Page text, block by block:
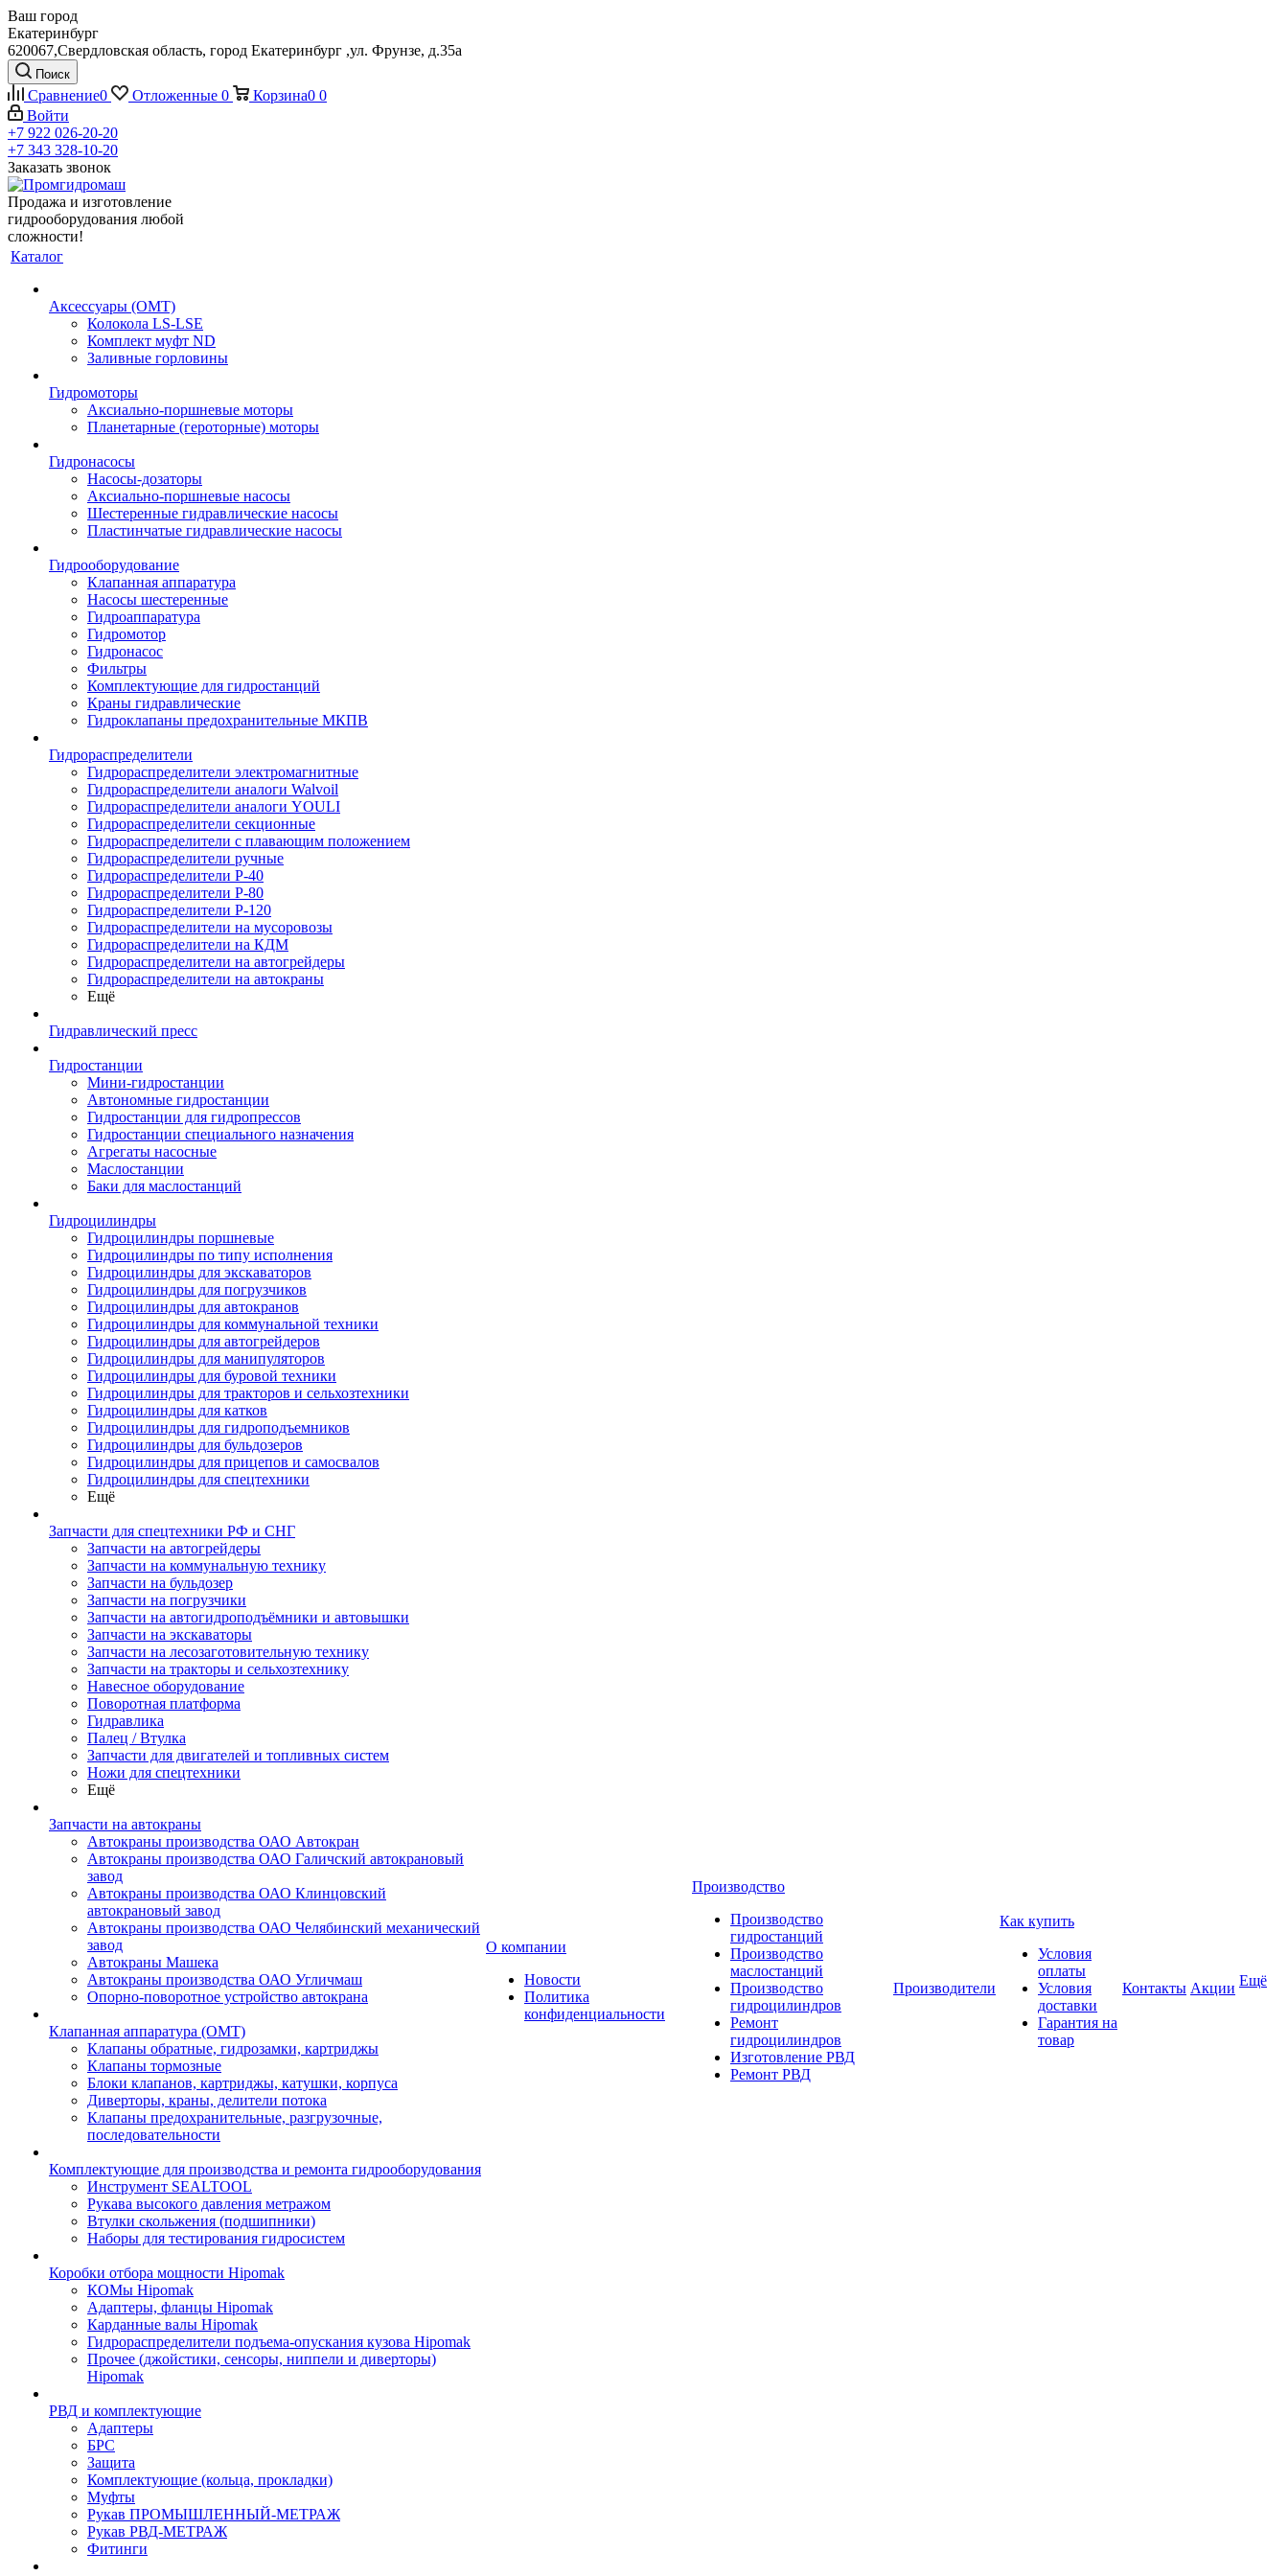
Ваш город
Екатеринбург
620067,Свердловская область, город Екатеринбург ,ул. Фрунзе, д.35а
Поиск
Сравнение0 Отложенные 0 Корзина0 0
Войти
+7 922 026-20-20
+7 343 328-10-20
Заказать звонок
Продажа и изготовление
гидрооборудования любой
сложности!
Каталог
Аксессуары (OMT)
Колокола LS-LSE
Комплект муфт ND
Заливные горловины
Гидромоторы
Аксиально-поршневые моторы
Планетарные (героторные) моторы
Гидронасосы
Насосы-дозаторы
Аксиально-поршневые насосы
Шестеренные гидравлические насосы
Пластинчатые гидравлические насосы
Гидрооборудование
Клапанная аппаратура
Насосы шестеренные
Гидроаппаратура
Гидромотор
Гидронасос
Фильтры
Комплектующие для гидростанций
Краны гидравлические
Гидроклапаны предохранительные МКПВ
Гидрораспределители
Гидрораспределители электромагнитные
Гидрораспределители аналоги Walvoil
Гидрораспределители аналоги YOULI
Гидрораспределители секционные
Гидрораспределители с плавающим положением
Гидрораспределители ручные
Гидрораспределители Р-40
Гидрораспределители Р-80
Гидрораспределители Р-120
Гидрораспределители на мусоровозы
Гидрораспределители на КДМ
Гидрораспределители на автогрейдеры
Гидрораспределители на автокраны
Ещё
Гидравлический пресс
Гидростанции
Мини-гидростанции
Автономные гидростанции
Гидростанции для гидропрессов
Гидростанции специального назначения
Агрегаты насосные
Маслостанции
Баки для маслостанций
Гидроцилиндры
Гидроцилиндры поршневые
Гидроцилиндры по типу исполнения
Гидроцилиндры для экскаваторов
Гидроцилиндры для погрузчиков
Гидроцилиндры для автокранов
Гидроцилиндры для коммунальной техники
Гидроцилиндры для автогрейдеров
Гидроцилиндры для манипуляторов
Гидроцилиндры для буровой техники
Гидроцилиндры для тракторов и сельхозтехники
Гидроцилиндры для катков
Гидроцилиндры для гидроподъемников
Гидроцилиндры для бульдозеров
Гидроцилиндры для прицепов и самосвалов
Гидроцилиндры для спецтехники
Ещё
Запчасти для спецтехники РФ и СНГ
Запчасти на автогрейдеры
Запчасти на коммунальную технику
Запчасти на бульдозер
Запчасти на погрузчики
Запчасти на автогидроподъёмники и автовышки
Запчасти на экскаваторы
Запчасти на лесозаготовительную технику
Запчасти на тракторы и сельхозтехнику
Навесное оборудование
Поворотная платформа
Гидравлика
Палец / Втулка
Запчасти для двигателей и топливных систем
Ножи для спецтехники
Ещё
Запчасти на автокраны
Автокраны производства ОАО Автокран
Автокраны производства ОАО Галичский автокрановый
завод
Автокраны производства ОАО Клинцовский
автокрановый завод
Автокраны производства ОАО Челябинский механический
завод
Автокраны Машека
Автокраны производства ОАО Угличмаш
Опорно-поворотное устройство автокрана
Клапанная аппаратура (OMT)
Клапаны обратные, гидрозамки, картриджы
Клапаны тормозные
Блоки клапанов, картриджы, катушки, корпуса
Диверторы, краны, делители потока
Клапаны предохранительные, разгрузочные,
последовательности
Комплектующие для производства и ремонта гидрооборудования
Инструмент SEALTOOL
Рукава высокого давления метражом
Втулки скольжения (подшипники)
Наборы для тестирования гидросистем
Коробки отбора мощности Hipomak
КОМы Hipomak
Адаптеры, фланцы Hipomak
Карданные валы Hipomak
Гидрораспределители подъема-опускания кузова Hipomak
Прочее (джойстики, сенсоры, ниппели и диверторы)
Hipomak
РВД и комплектующие
Адаптеры
БРС
Защита
Комплектующие (кольца, прокладки)
Муфты
Рукав ПРОМЫШЛЕННЫЙ-МЕТРАЖ
Рукав РВД-МЕТРАЖ
Фитинги
О компании
Новости
Политика
конфиденциальности
Производство
Производство
гидростанций
Производство
маслостанций
Производство
гидроцилиндров
Ремонт
гидроцилиндров
Изготовление РВД
Ремонт РВД
Производители
Как купить
Условия
оплаты
Условия
доставки
Гарантия на
товар
Контакты Акции Ещё